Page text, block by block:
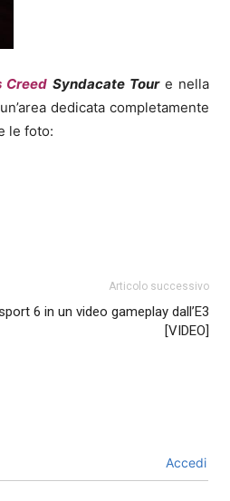
Creed Syndacate Toure nella
dedicata completamente
le foto:
Articolo successivo
6 in un video gameplay dall’E3
[VIDEO]
Accedi